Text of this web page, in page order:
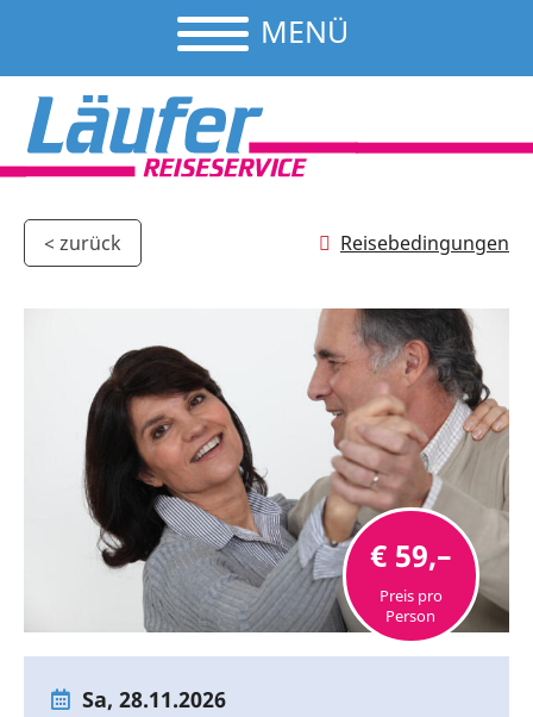
MENÜ
< zurück Reisebedingungen
€ 59,–
Preis pro
Person
Sa, 28.11.2026